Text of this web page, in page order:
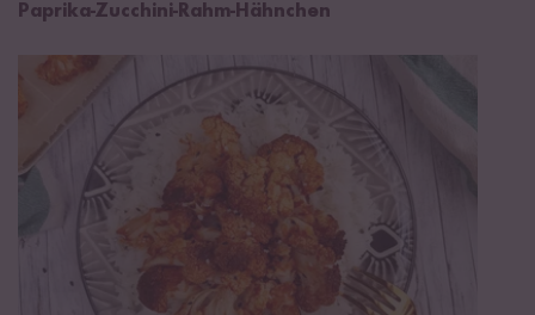
Paprika-Zucchini-Rahm-Hähnchen